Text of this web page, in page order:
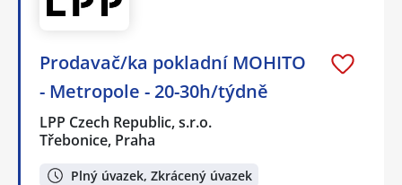
Prodavač/ka pokladní MOHITO
- Metropole - 20-30h/týdně
LPP Czech Republic, s.r.o.
Třebonice, Praha
Plný úvazek, Zkrácený úvazek